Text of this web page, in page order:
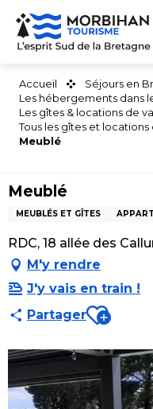
Aller
contenu
Accueil
Séjours en
Les hébergements dans
Les gîtes & locations de
Tous les gîtes et
Meublé
Meublé
MEUBLÉS ET GÎTES
RDC, 18 allée des
M'y rendre
J'y vais en train !
PartagerAjouter